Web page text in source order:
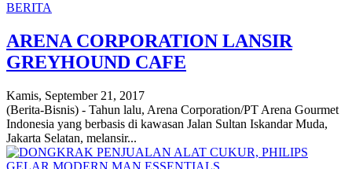
BERITA
ARENA CORPORATION LANSIR
GREYHOUND CAFE
Kamis, September 21, 2017
(Berita-Bisnis) - Tahun lalu, Arena Corporation/PT Arena Gourmet
Indonesia yang berbasis di kawasan Jalan Sultan Iskandar Muda,
Jakarta Selatan, melansir...